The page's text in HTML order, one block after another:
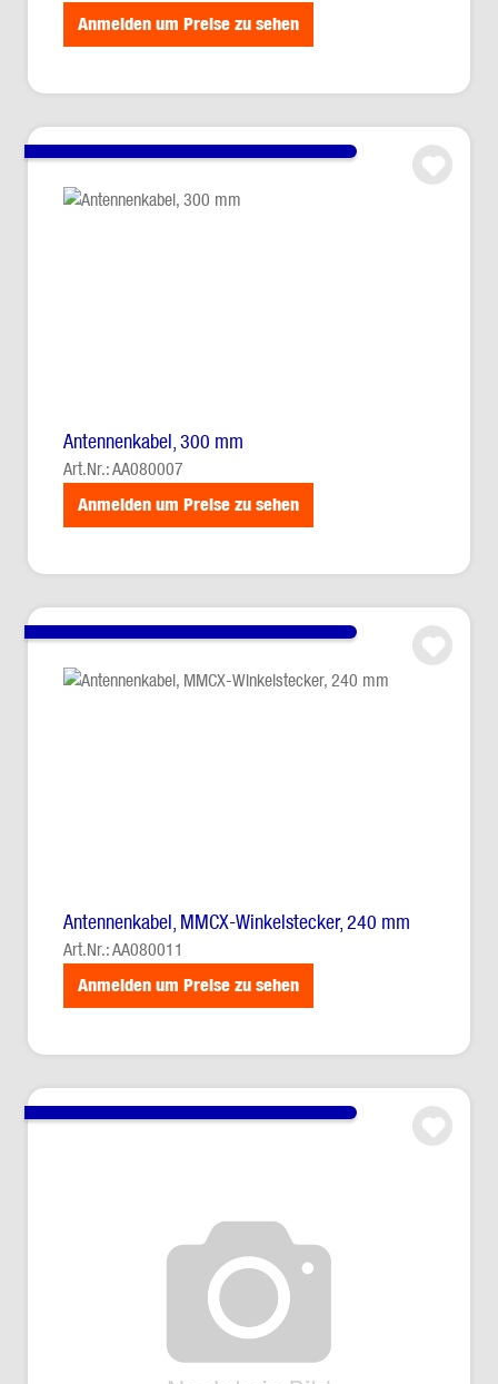
Anmelden um Preise zu sehen
Antennenkabel, 300 mm
Art.Nr.: AA080007
Anmelden um Preise zu sehen
Antennenkabel, MMCX-Winkelstecker, 240 mm
Art.Nr.: AA080011
Anmelden um Preise zu sehen